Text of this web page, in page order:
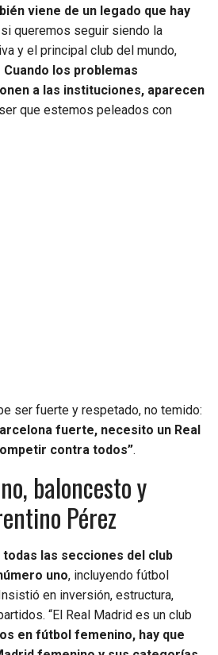
viene de un legado que hay
si queremos seguir siendo la
y el principal club del mundo,
Cuando los problemas
a las instituciones, aparecen
que estemos peleados con
ser fuerte y respetado, no temido:
fuerte, necesito un Real
contra todos”.
baloncesto y
Pérez
todas las secciones del club
uno, incluyendo fútbol
en inversión, estructura,
“El Real Madrid es un club
en fútbol femenino, hay que